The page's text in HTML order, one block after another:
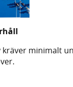
kräver minimalt